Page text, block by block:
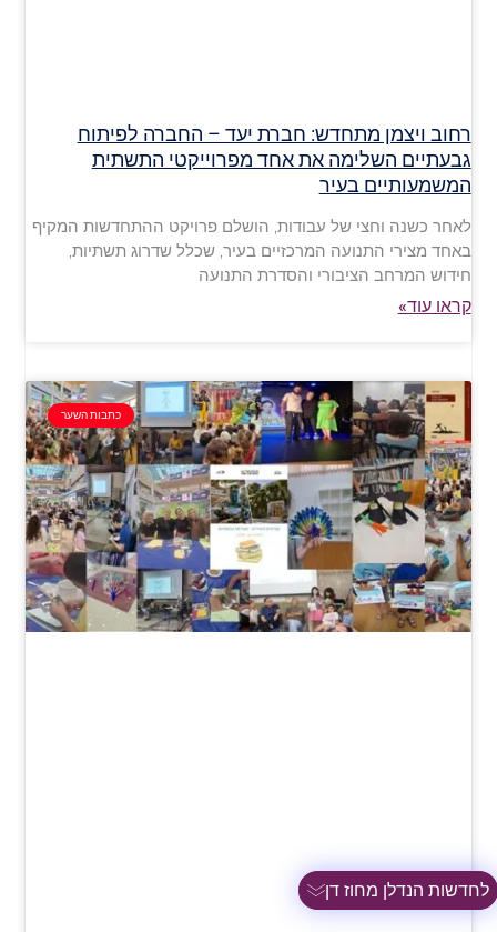
לחדשות הנדלן מחוז דן
רחוב ויצמן מתחדש: חברת יעד – החברה לפיתוח
גבעתיים השלימה את אחד מפרוייקטי התשתית
המשמעותיים בעיר
לאחר כשנה וחצי של עבודות, הושלם פרויקט ההתחדשות המקיף
באחד מצירי התנועה המרכזיים בעיר, שכלל שדרוג תשתיות,
חידוש המרחב הציבורי והסדרת התנועה
קראו עוד»
כתבות השער